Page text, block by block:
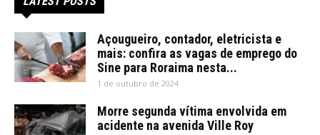
Açougueiro, contador, eletricista e
mais: confira as vagas de emprego do
Sine para Roraima nesta...
1 de outubro de 2024
Morre segunda vítima envolvida em
acidente na avenida Ville Roy